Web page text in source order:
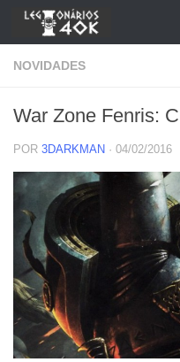
Skip to content
NOVIDADES
War Zone Fenris:
POR 3DARKMAN · 04/02/2016